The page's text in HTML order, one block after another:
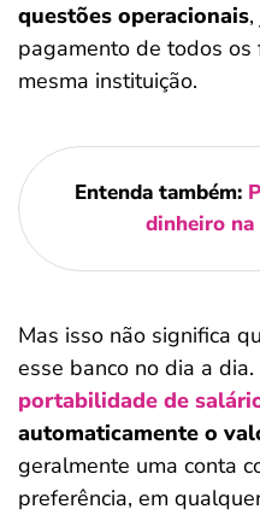
questões operacionais
pagamento de todos os
mesma instituição.
Entenda também:
dinheiro na
Mas isso não significa
esse banco no dia a
portabilidade de
automaticamente o
geralmente uma conta
preferência, em